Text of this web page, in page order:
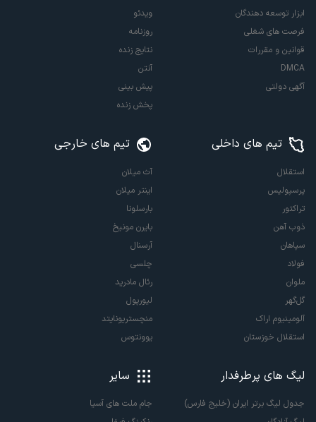
ابزار توسعه دهندگان
فرصت های شغلی
قوانین و مقررات
DMCA
آگهی دولتی
ویدئو
روزنامه
نتایج زنده
آنتن
پیش بینی
پخش زنده
تیم های داخلی
استقلال
پرسپولیس
تراکتور
ذوب آهن
سپاهان
فولاد
ملوان
گل‌گهر
آلومینیوم اراک
استقلال خوزستان
تیم های خارجی
آث میلان
اینتر میلان
بارسلونا
بایرن مونیخ
آرسنال
چلسی
رئال مادرید
لیورپول
منچستریونایتد
یوونتوس
لیگ های پرطرفدار
جدول لیگ برتر ایران (خلیج فارس)
سایر
جام ملت های آسیا